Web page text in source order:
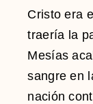
Cristo era
traería la
Mesías
sangre en
nación